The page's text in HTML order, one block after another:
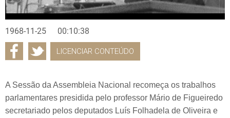
1968-11-25 00:10:38
LICENCIAR CONTEÚDO
A Sessão da Assembleia Nacional recomeça os trabalhos
parlamentares presidida pelo professor Mário de Figueiredo
secretariado pelos deputados Luís Folhadela de Oliveira e